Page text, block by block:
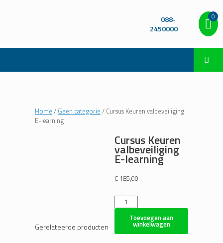
088-
2450000
0
Home / Geen categorie / Cursus Keuren valbeveiliging
E-learning
Cursus Keuren
valbeveiliging
E-learning
€ 185,00
Cursus
Keuren
valbeveiliging
learning
Toevoegen aan
winkelwagen
Gerelateerde producten